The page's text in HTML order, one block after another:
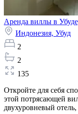
Аренда виллы в
Индонезия, Убуд
2
2
135
Откройте для себя
этой потрясающей
двухуровневый